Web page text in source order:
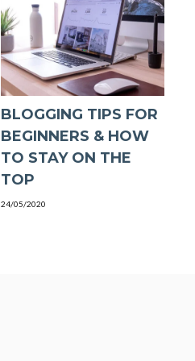
BLOGGING TIPS FOR
BEGINNERS & HOW
TO STAY ON THE
TOP
24/05/2020